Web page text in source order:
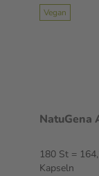
Vegan
NatuGena
180 St =
Kapseln